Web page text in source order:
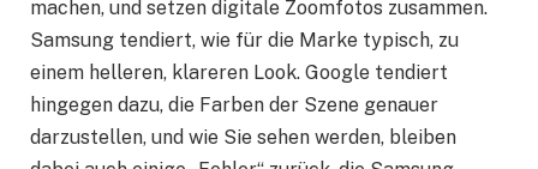
machen, und setzen digitale Zoomfotos zusammen.
Samsung tendiert, wie für die Marke typisch, zu
einem helleren, klareren Look. Google tendiert
hingegen dazu, die Farben der Szene genauer
darzustellen, und wie Sie sehen werden, bleiben